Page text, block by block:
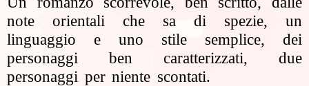
note orientali che sa di spezie, un
linguaggio e uno stile semplice, dei
personaggi ben caratterizzati, due
personaggi per niente scontati.